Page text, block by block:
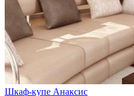
Шкаф-купе Анаксис